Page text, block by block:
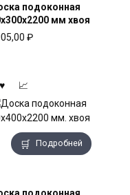
подоконная
мм хвоя
₽
Подробней
подоконная